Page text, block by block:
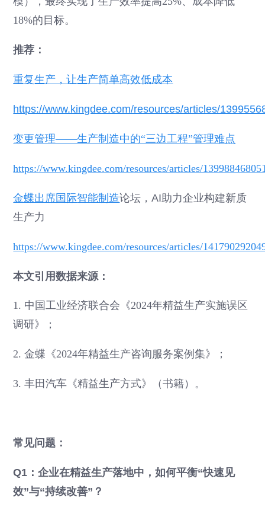
18%的目标。
推荐：
重复生产，让生产简单高效低成本
https://www.kingdee.com/resources/articles/
变更管理——生产制造中的“三边工程”管理难点
https://www.kingdee.com/resources/articles/
金蝶出席国际智能制造论坛，AI助力企业构建新质
生产力
https://www.kingdee.com/resources/articles/
本文引用数据来源：
1. 中国工业经济联合会《2024年精益生产实施误区
调研》；
2. 金蝶《2024年精益生产咨询服务案例集》；
3. 丰田汽车《精益生产方式》（书籍）。
常见问题：
Q1：企业在精益生产落地中，如何平衡“快速见
效”与“持续改善”？